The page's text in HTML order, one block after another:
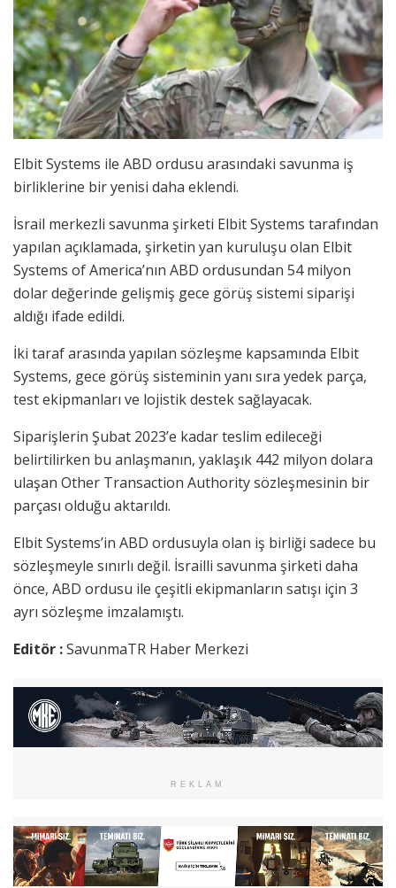
Elbit Systems ile ABD ordusu arasındaki savunma iş
birliklerine bir yenisi daha eklendi.
İsrail merkezli savunma şirketi Elbit Systems tarafından
yapılan açıklamada, şirketin yan kuruluşu olan Elbit
Systems of America’nın ABD ordusundan 54 milyon
dolar değerinde gelişmiş gece görüş sistemi siparişi
aldığı ifade edildi.
İki taraf arasında yapılan sözleşme kapsamında Elbit
Systems, gece görüş sisteminin yanı sıra yedek parça,
test ekipmanları ve lojistik destek sağlayacak.
Siparişlerin Şubat 2023’e kadar teslim edileceği
belirtilirken bu anlaşmanın, yaklaşık 442 milyon dolara
ulaşan Other Transaction Authority sözleşmesinin bir
parçası olduğu aktarıldı.
Elbit Systems’in ABD ordusuyla olan iş birliği sadece bu
sözleşmeyle sınırlı değil. İsrailli savunma şirketi daha
önce, ABD ordusu ile çeşitli ekipmanların satışı için 3
ayrı sözleşme imzalamıştı.
Editör :SavunmaTR Haber Merkezi
REKLAM